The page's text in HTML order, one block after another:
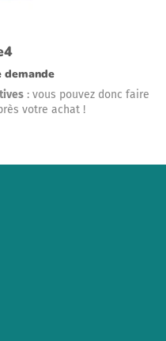
demande
: vous pouvez donc faire
votre achat !